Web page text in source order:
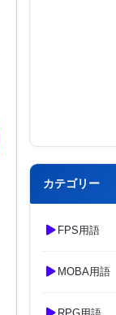
カテゴリー
FPS用語
MOBA用語